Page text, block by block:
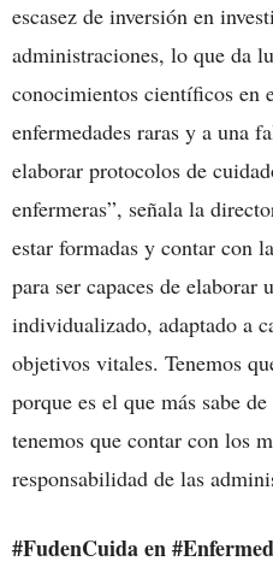
escasez de inversión en
administraciones, lo que da
conocimientos científicos en
enfermedades raras y a una
elaborar protocolos de
enfermeras”, señala la
estar formadas y contar con
para ser capaces de elaborar
individualizado, adaptado a
objetivos vitales. Tenemos
porque es el que más sabe
tenemos que contar con los
responsabilidad de las
#FudenCuida en